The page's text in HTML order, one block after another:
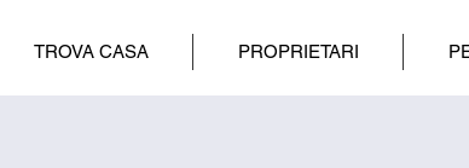
TROVA CASA PROPRIETARI